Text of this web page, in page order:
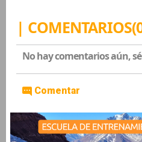
|
No hay comentarios aún,
Comentar